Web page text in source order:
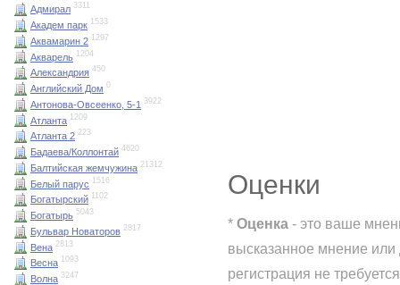
Адмирал 3311
Академ парк 1533
Аквамарин 2 1297
Акварель 1204
Александрия 450
Английский Дом 0
Антонова-Овсеенко, 5-1 3922
Атланта 1209
Атланта 2 223
Бадаева/Коллонтай 4620
Балтийская жемчужина 21312
Белый парус 1516
Богатырский 1102
Богатырь 5043
Бульвар Новаторов 2817
Вена 2813
Весна 1093
Волна 3247
Оценки
* Оценка - это ваше
высказанное мнение
регистрация не